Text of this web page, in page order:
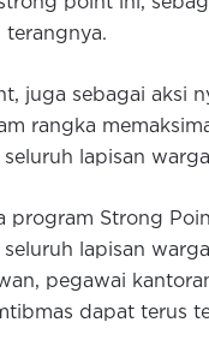
terangnya.
juga sebagai aksi
rangka
lapisan
program Strong
lapisan
pegawai
dapat terus